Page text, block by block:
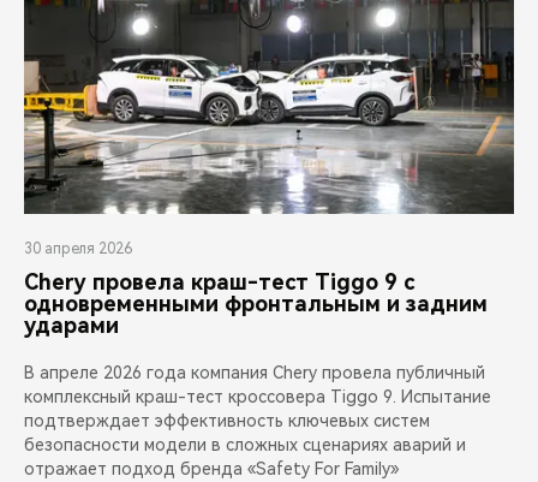
30 апреля 2026
Chery провела краш-тест Tiggo 9 с
одновременными фронтальным и задним
ударами
В апреле 2026 года компания Chery провела публичный
комплексный краш-тест кроссовера Tiggo 9. Испытание
подтверждает эффективность ключевых систем
безопасности модели в сложных сценариях аварий и
отражает подход бренда «Safety For Family»